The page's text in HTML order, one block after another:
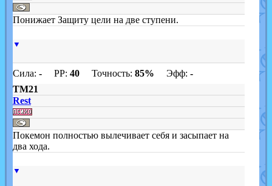
Понижает Защиту цели на две ступени.
▼
Сила: -PP: 40Точность: 85% Эфф: -
TM21
Rest
Покемон полностью вылечивает себя и засыпает на
два хода.
▼